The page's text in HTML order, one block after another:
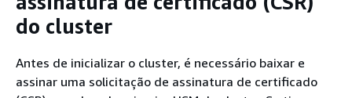
do cluster
Antes de inicializar o cluster, é necessário baixar e
assinar uma solicitação de assinatura de certificado